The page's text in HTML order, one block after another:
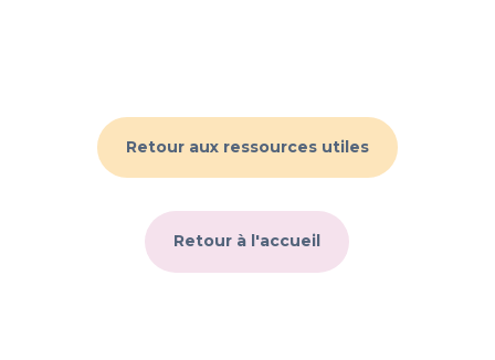
Retour aux ressources utiles
Retour à l'accueil